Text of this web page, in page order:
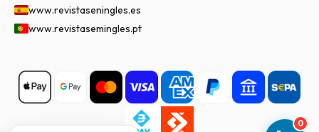
0
www.revistaseningles.es
www.revistasemingles.pt